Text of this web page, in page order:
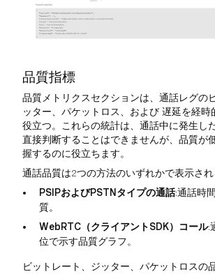
品質指標
品質メトリクスセクションは、通話レグの
ッター、パケットロス、および 遅延を経時
役立つ。これらの統計は、通話中に発生し
直接判断することはできませんが、品質が
握するのに役立ちます。
通話品質は2つの方法のいずれかで表示され
PSIPおよびPSTNタイプの通話:通話時
質。
WebRTC（クライアントSDK）コール:
位で示す品質グラフ。
ビットレート、ジッター、パケットロスの